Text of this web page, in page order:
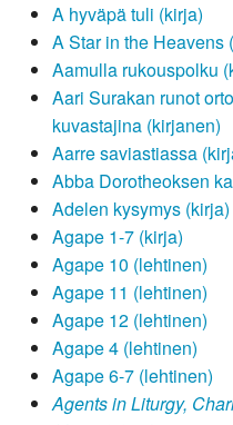
A hyväpä tuli (kirja)
A Star in the Heavens
Aamulla rukouspolku
Aari Surakan runot
kuvastajina (kirjanen)
Aarre saviastiassa
Abba Dorotheoksen
Adelen kysymys (kirja)
Agape 1-7 (kirja)
Agape 10 (lehtinen)
Agape 11 (lehtinen)
Agape 12 (lehtinen)
Agape 4 (lehtinen)
Agape 6-7 (lehtinen)
Agents in Liturgy,